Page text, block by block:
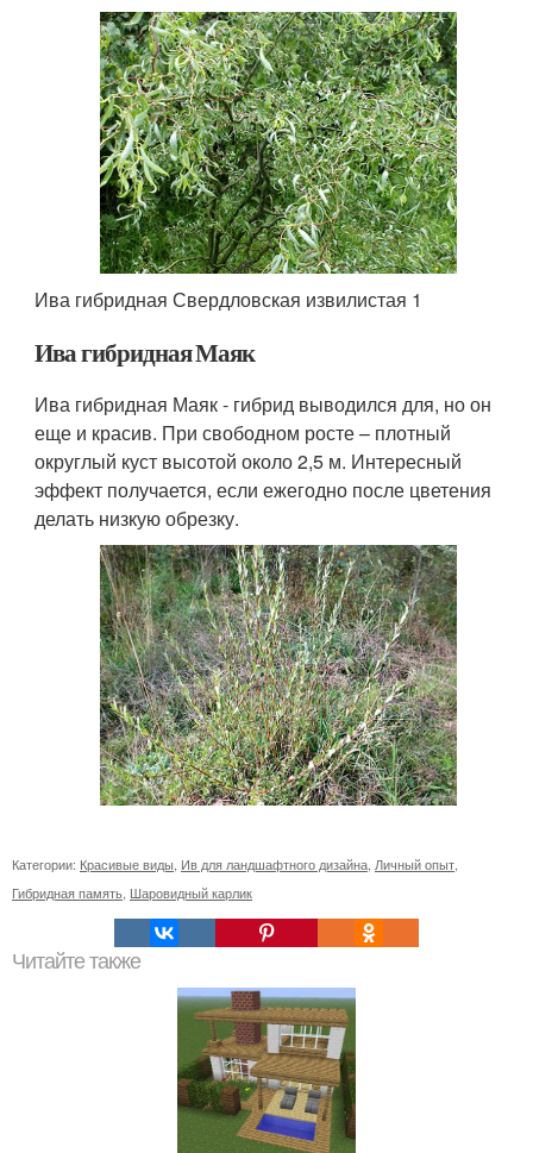
Ива гибридная Свердловская извилистая 1
Ива гибридная Маяк
Ива гибридная Маяк - гибрид выводился для, но он
еще и красив. При свободном росте – плотный
округлый куст высотой около 2,5 м. Интересный
эффект получается, если ежегодно после цветения
делать низкую обрезку.
Категории: Красивые виды Ив для ландшафтного дизайна Личный опыт
Гибридная память Шаровидный карлик
Читайте также